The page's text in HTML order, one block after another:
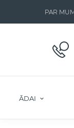
PAR
ĀDAI